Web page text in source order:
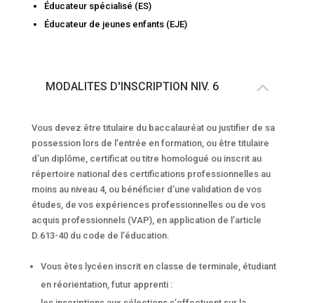
Éducateur spécialisé (ES)
Éducateur de jeunes enfants (EJE)
MODALITES D'INSCRIPTION NIV. 6
Vous devez être titulaire du baccalauréat ou justifier de sa
possession lors de l’entrée en formation, ou être titulaire
d’un diplôme, certificat ou titre homologué ou inscrit au
répertoire national des certifications professionnelles au
moins au niveau 4, ou bénéficier d’une validation de vos
études, de vos expériences professionnelles ou de vos
acquis professionnels (VAP), en application de l’article
D.613-40 du code de l’éducation.
Vous êtes lycéen inscrit en classe de terminale, étudiant
en réorientation, futur apprenti :